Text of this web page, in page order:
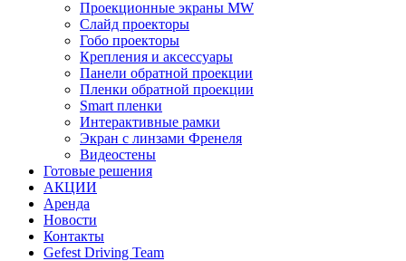
Проекционные экраны MW
Слайд проекторы
Гобо проекторы
Крепления и аксессуары
Панели обратной проекции
Пленки обратной проекции
Smart пленки
Интерактивные рамки
Экран с линзами Френеля
Видеостены
Готовые решения
АКЦИИ
Аренда
Новости
Контакты
Gefest Driving Team